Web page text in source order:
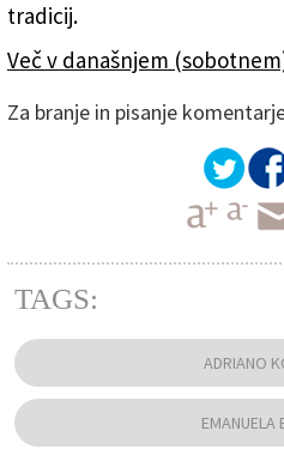
tradicij.
Več v današnjem
Za branje in pisanje
TAGS:
ADRIANO
EMANUELA